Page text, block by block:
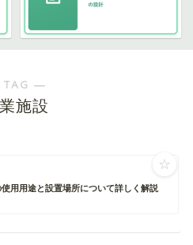
―
施設
用用途と設置場所について詳しく解説
☆